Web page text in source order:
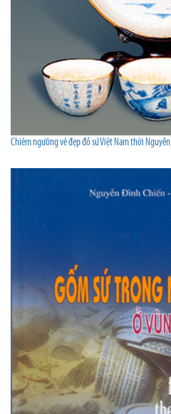
Chiêm ngưỡng vẻ đẹp đồ sứ Việt Nam thời Nguyễn